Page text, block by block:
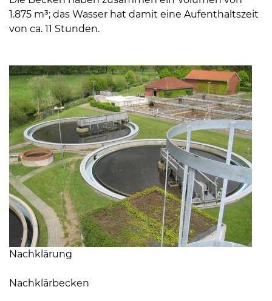
zentrale@badbramstedt.de
Fr
08
Uhr
Do
08
1.875 m³; das Wasser hat damit eine Aufenthaltszeit
von ca. 11 Stunden.
Nachklärung
Nachklärbecken